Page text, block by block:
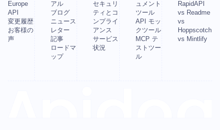
Europe
API
変更履歴
お客様の
声
アル
ブログ
ニュース
レター
記事
ロードマ
ップ
セキュリ
ティとコ
ンプライ
アンス
サービス
状況
ュメント
ツール
API モッ
クツール
MCP テ
ストツー
ル
RapidAPI
vs Readme
vs
Hoppscotch
vs Mintlify